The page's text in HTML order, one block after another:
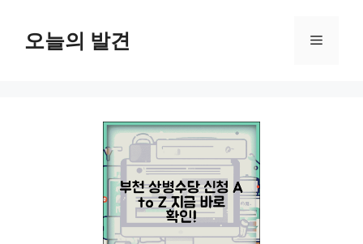
오늘의 발견 메